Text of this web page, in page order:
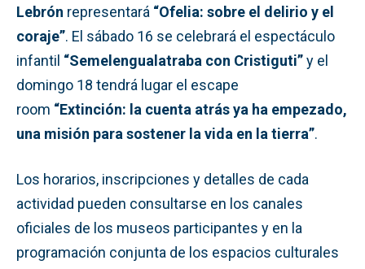
Lebrón representará “Ofelia: sobre el delirio y el
coraje”. El sábado 16 se celebrará el espectáculo
infantil “Semelengualatraba con Cristiguti”y el
domingo 18 tendrá lugar el escape
room “Extinción: la cuenta atrás ya ha empezado,
una misión para sostener la vida en la tierra”.
Los horarios, inscripciones y detalles de cada
actividad pueden consultarse en los canales
oficiales de los museos participantes y en la
programación conjunta de los espacios culturales